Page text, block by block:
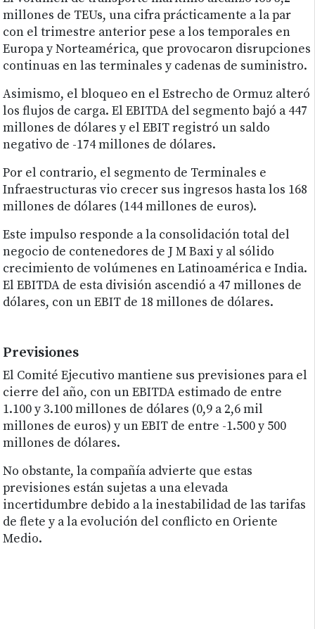
millones de TEUs, una cifra prácticamente a la par
con el trimestre anterior pese a los temporales en
Europa y Norteamérica, que provocaron disrupciones
continuas en las terminales y cadenas de suministro.
Asimismo, el bloqueo en el Estrecho de Ormuz alteró
los flujos de carga. El EBITDA del segmento bajó a 447
millones de dólares y el EBIT registró un saldo
negativo de -174 millones de dólares.
Por el contrario, el segmento de Terminales e
Infraestructuras vio crecer sus ingresos hasta los 168
millones de dólares (144 millones de euros).
Este impulso responde a la consolidación total del
negocio de contenedores de J M Baxi y al sólido
crecimiento de volúmenes en Latinoamérica e India.
El EBITDA de esta división ascendió a 47 millones de
dólares, con un EBIT de 18 millones de dólares.
Previsiones
El Comité Ejecutivo mantiene sus previsiones para el
cierre del año, con un EBITDA estimado de entre
1.100 y 3.100 millones de dólares (0,9 a 2,6 mil
millones de euros) y un EBIT de entre -1.500 y 500
millones de dólares.
No obstante, la compañía advierte que estas
previsiones están sujetas a una elevada
incertidumbre debido a la inestabilidad de las tarifas
de flete y a la evolución del conflicto en Oriente
Medio.